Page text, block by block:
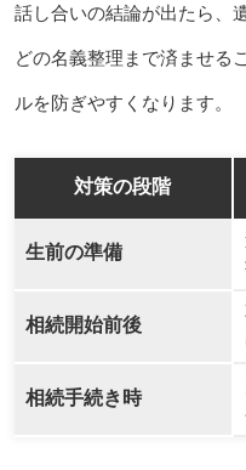
話し合いの結論が出たら、
どの名義整理まで済ませる
ルを防ぎやすくなります。
対策の段階
生前の準備
相続開始前後
相続手続き時